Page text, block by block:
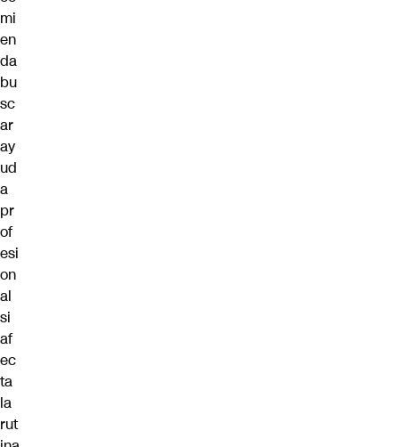
mi
en
da
bu
sc
ar
ay
ud
a
pr
of
esi
on
al
si
af
ec
ta
la
rut